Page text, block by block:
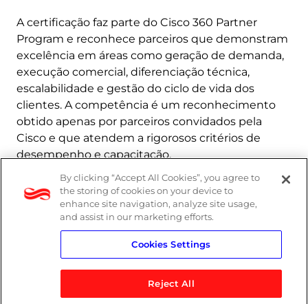
A certificação faz parte do Cisco 360 Partner
Program e reconhece parceiros que demonstram
excelência em áreas como geração de demanda,
execução comercial, diferenciação técnica,
escalabilidade e gestão do ciclo de vida dos
clientes. A competência é um reconhecimento
obtido apenas por parceiros convidados pela
Cisco e que atendem a rigorosos critérios de
desempenho e capacitação.
Saiba mais
By clicking “Accept All Cookies”, you agree to
the storing of cookies on your device to
enhance site navigation, analyze site usage,
and assist in our marketing efforts.
Cookies Settings
Reject All